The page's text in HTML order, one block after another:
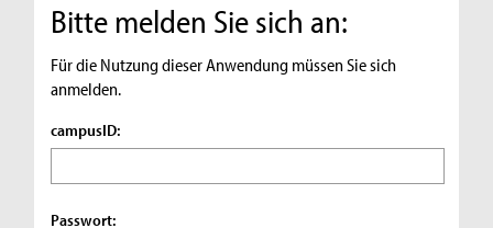
Bitte melden Sie sich an:
Für die Nutzung dieser Anwendung müssen Sie sich
anmelden.
campusID:
Passwort: